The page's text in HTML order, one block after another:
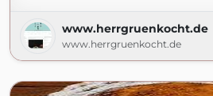
www.herrgruenkocht.de
www.herrgruenkocht.de